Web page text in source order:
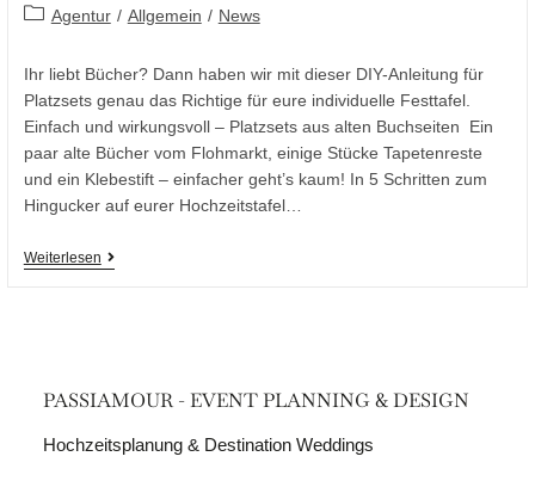
Agentur / Allgemein / News
Ihr liebt Bücher? Dann haben wir mit dieser DIY-Anleitung für
Platzsets genau das Richtige für eure individuelle Festtafel.
Einfach und wirkungsvoll – Platzsets aus alten Buchseiten Ein
paar alte Bücher vom Flohmarkt, einige Stücke Tapetenreste
und ein Klebestift – einfacher geht’s kaum! In 5 Schritten zum
Hingucker auf eurer Hochzeitstafel…
Weiterlesen
PASSIAMOUR - EVENT PLANNING & DESIGN
Hochzeitsplanung & Destination Weddings